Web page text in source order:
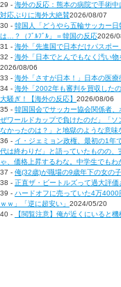
29 - 海外の反応：熊本の病院で手術
対応ぶりに海外大絶賛2026/08/07
30 - 韓国人「どうやら五輪サッカー
は…？（ﾌﾞﾙﾌﾞﾙ」＝韓国の反応2026/
31 - 海外「先進国で日本だけパスポー
32 - 海外「日本でとんでもなく汚い物
2026/08/06
33 - 海外「さすが日本！」日本の医
34 - 海外「2002年も審判を買収した
大騒ぎ！【海外の反応】 2026/08/06
35 - 韓国国会でサッカー協会関係者
ぜワールドカップで負けたのだ」「
なかったのは？」と地獄のような意味
36 - イ・ジェミョン政権、最初の1年
代は終わりだ」と語っていたものの
ゃ、価格上昇するわな。中学生でもわ
37 - 俺(32歳)が職場の9歳年下の女の
38 - 正直ザ・ビートルズって過大評価
39 - ハードオフに売っていた4万4000
ｗｗ」「逆に超安い」 2024/05/20
40 -
【閲覧注意】俺が近くにいると